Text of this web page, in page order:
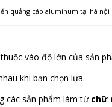
quảng cáo aluminum tại hà nội
vào độ lớn của sản
khi bạn chọn lựa.
các sản phẩm làm từ chữ